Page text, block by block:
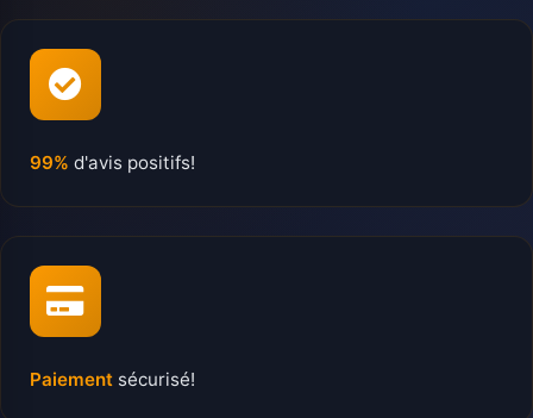
99% d'avis positifs!
Paiement sécurisé!